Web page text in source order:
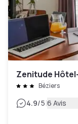
Zenitude
Béziers
4.9/5|6 Avis